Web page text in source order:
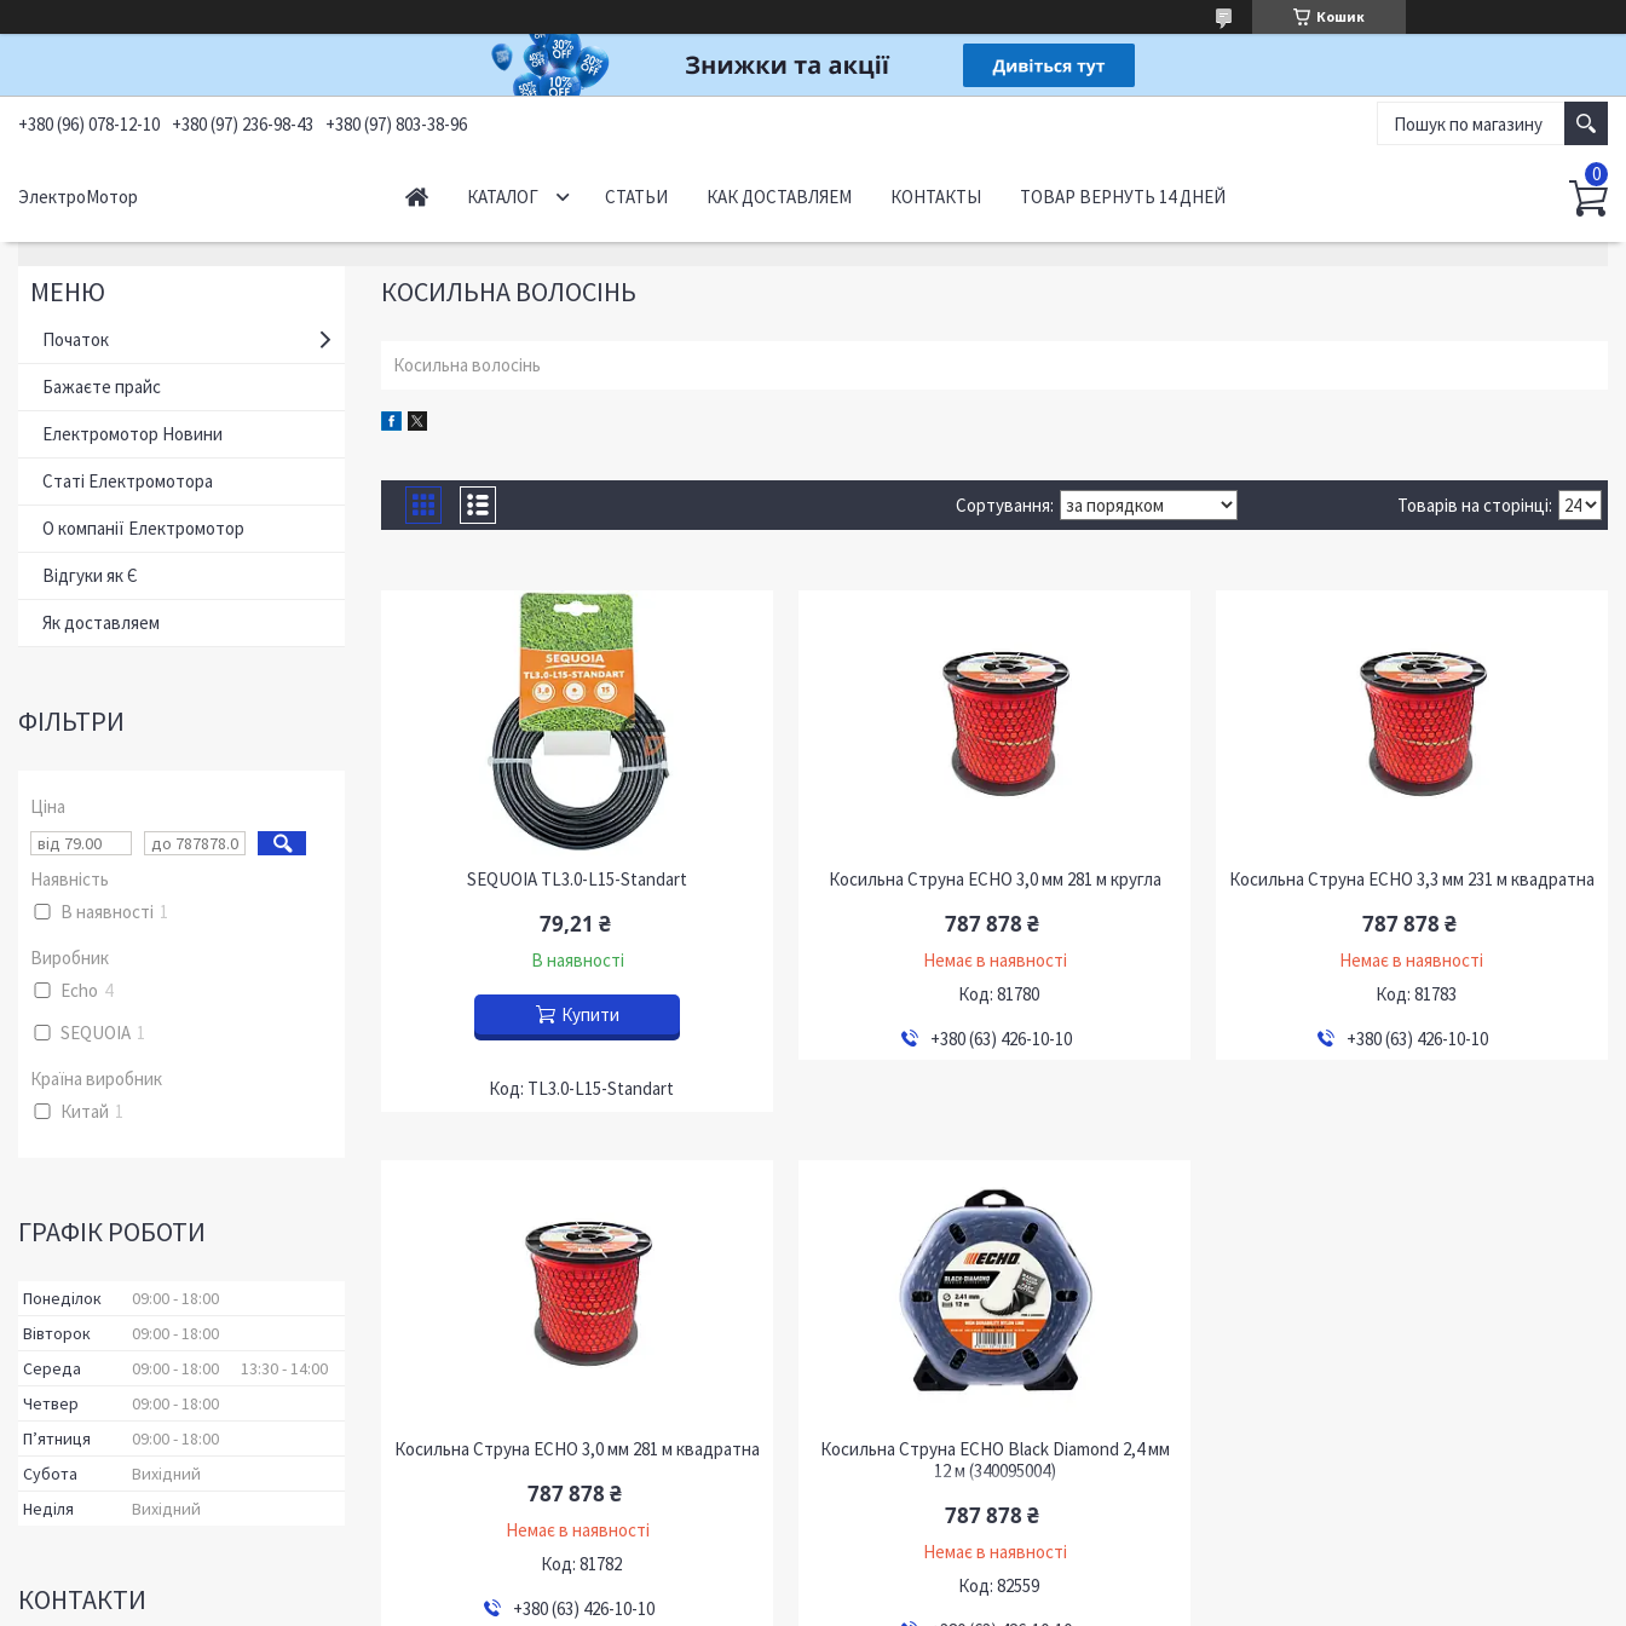
Кошик
+380 (96) 078-12-10 +380 (97) 236-98-43 +380 (97) 803-38-96
ЭлектроМотор КАТАЛОГ СТАТЬИ КАК ДОСТАВЛЯЕМ КОНТАКТЫ ТОВАР ВЕРНУТЬ 14 ДНЕЙ
КОСИЛЬНА ВОЛОСІНЬ
Косильна волосінь
SEQUOIA TL3.0-L15-Standart
79,21 ₴
В наявності
Купити
TL3.0-L15-Standart
Косильна Струна ECHO 3,0 мм 281 м кругла
787 878 ₴
Немає в наявності
81780
+380 (63) 426-10-10
Косильна Струна ECHO 3,3 мм 231 м квадратна
787 878 ₴
Немає в наявності
81783
+380 (63) 426-10-10
Косильна Струна ECHO 3,0 мм 281 м квадратна
787 878 ₴
Немає в наявності
81782
+380 (63) 426-10-10
Косильна Струна ECHO Black Diamond 2,4 мм
12 м (340095004)
787 878 ₴
Немає в наявності
82559
Початок
Бажаєте прайс
Електромотор Новини
Статі Електромотора
О компанії Електромотор
Відгуки як Є
Як доставляем
ФІЛЬТРИ
Ціна
Наявність
В наявності 1
Виробник
Echo 4
SEQUOIA 1
Країна виробник
Китай 1
ГРАФІК РОБОТИ
Понеділок 09:00 18:00
Вівторок
09:00 18:00
Середа
09:00 18:00 13:30 14:00
Четвер
09:00 18:00
Пʼятниця
09:00 18:00
Субота
Вихідний
Неділя
Вихідний
КОНТАКТИ